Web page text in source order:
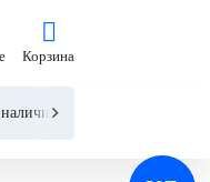
Корзина